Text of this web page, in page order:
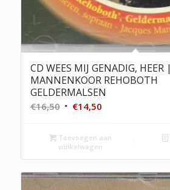
CD WEES MIJ GENADIG, HEER |
MANNENKOOR REHOBOTH
GELDERMALSEN
€16,50 Oorspronkelijke
was:
€16,50.
€14,50Huidige
is:
€14,50.
Toevoegen aan
winkelwagen